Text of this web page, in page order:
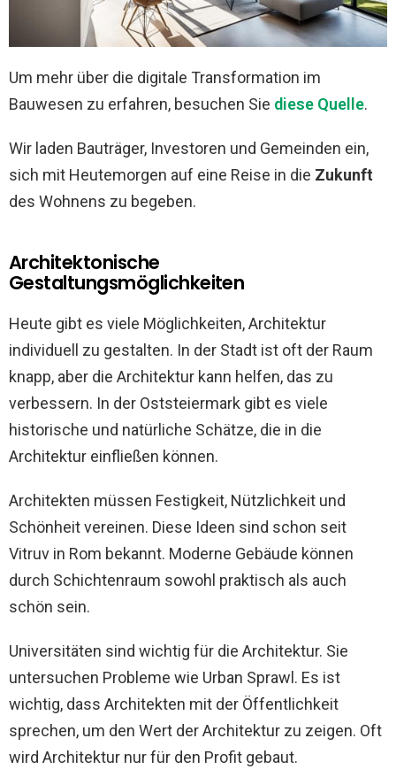
Um mehr über die digitale Transformation im
Bauwesen zu erfahren, besuchen Sie diese Quelle.
Wir laden Bauträger, Investoren und Gemeinden ein,
sich mit Heutemorgen auf eine Reise in die Zukunft
des Wohnens zu begeben.
Architektonische
Gestaltungsmöglichkeiten
Heute gibt es viele Möglichkeiten, Architektur
individuell zu gestalten. In der Stadt ist oft der Raum
knapp, aber die Architektur kann helfen, das zu
verbessern. In der Oststeiermark gibt es viele
historische und natürliche Schätze, die in die
Architektur einfließen können.
Architekten müssen Festigkeit, Nützlichkeit und
Schönheit vereinen. Diese Ideen sind schon seit
Vitruv in Rom bekannt. Moderne Gebäude können
durch Schichtenraum sowohl praktisch als auch
schön sein.
Universitäten sind wichtig für die Architektur. Sie
untersuchen Probleme wie Urban Sprawl. Es ist
wichtig, dass Architekten mit der Öffentlichkeit
sprechen, um den Wert der Architektur zu zeigen. Oft
wird Architektur nur für den Profit gebaut.